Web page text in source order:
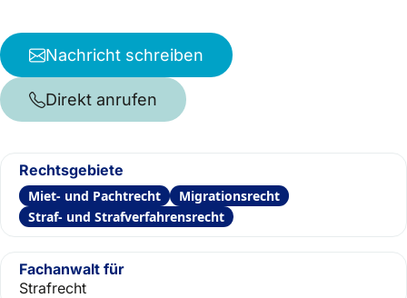
Nachricht schreiben
Direkt anrufen
Rechtsgebiete
Miet- und Pachtrecht
Migrationsrecht
Straf- und Strafverfahrensrecht
Fachanwalt für
Strafrecht